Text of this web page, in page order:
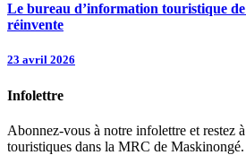
Le bureau d’information touristique
réinvente
23 avril 2026
Infolettre
Abonnez-vous à notre infolettre et restez
touristiques dans la MRC de Maskinongé.